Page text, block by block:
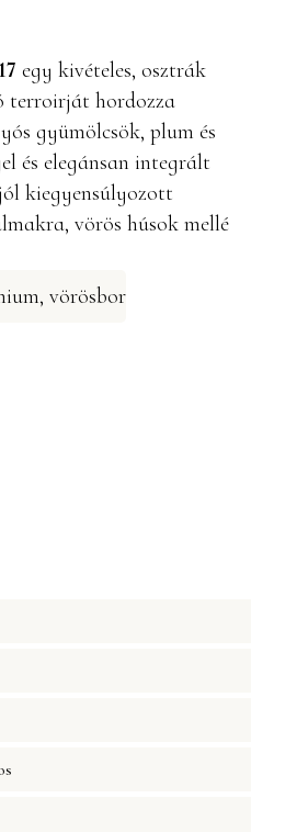
egy kivételes, osztrák
terroirját hordozza
gyümölcsök, plum és
és elegánsan integrált
kiegyensúlyozott
vörös húsok mellé
, vörösbor